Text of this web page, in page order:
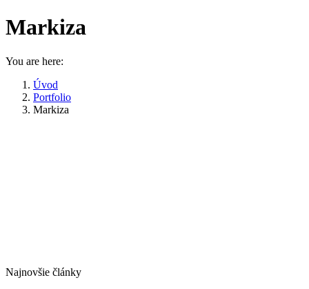
Markiza
You are here:
Úvod
Portfolio
Markiza
Najnovšie články